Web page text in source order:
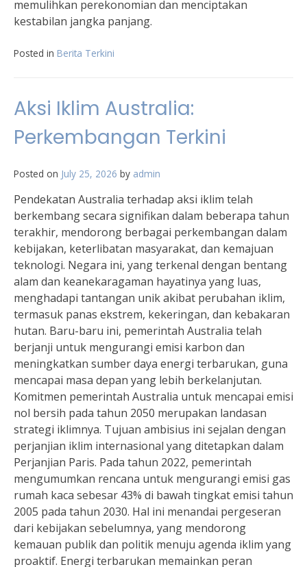
memulihkan perekonomian dan menciptakan
kestabilan jangka panjang.
Posted in Berita Terkini
Aksi Iklim Australia:
Perkembangan Terkini
Posted on July 25, 2026 by admin
Pendekatan Australia terhadap aksi iklim telah
berkembang secara signifikan dalam beberapa tahun
terakhir, mendorong berbagai perkembangan dalam
kebijakan, keterlibatan masyarakat, dan kemajuan
teknologi. Negara ini, yang terkenal dengan bentang
alam dan keanekaragaman hayatinya yang luas,
menghadapi tantangan unik akibat perubahan iklim,
termasuk panas ekstrem, kekeringan, dan kebakaran
hutan. Baru-baru ini, pemerintah Australia telah
berjanji untuk mengurangi emisi karbon dan
meningkatkan sumber daya energi terbarukan, guna
mencapai masa depan yang lebih berkelanjutan.
Komitmen pemerintah Australia untuk mencapai emisi
nol bersih pada tahun 2050 merupakan landasan
strategi iklimnya. Tujuan ambisius ini sejalan dengan
perjanjian iklim internasional yang ditetapkan dalam
Perjanjian Paris. Pada tahun 2022, pemerintah
mengumumkan rencana untuk mengurangi emisi gas
rumah kaca sebesar 43% di bawah tingkat emisi tahun
2005 pada tahun 2030. Hal ini menandai pergeseran
dari kebijakan sebelumnya, yang mendorong
kemauan publik dan politik menuju agenda iklim yang
proaktif. Energi terbarukan memainkan peran